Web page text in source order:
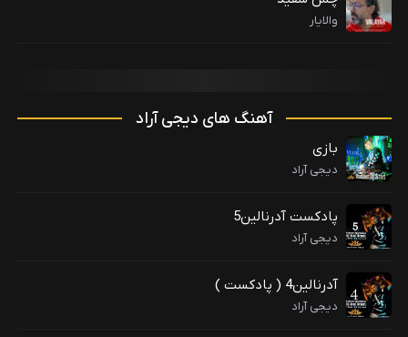
والایار
آهنگ های دیجی آراد
بازی
دیجی آراد
پادکست آدرنالین5
دیجی آراد
آدرنالین4 ( پادکست )
دیجی آراد